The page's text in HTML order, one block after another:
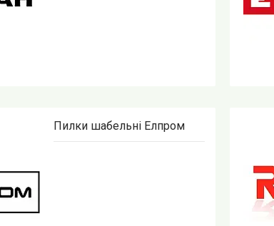
Пилки шабельні Елпром